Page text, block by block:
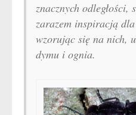
znacznych odległości,
zarazem inspiracją
wzorując się na nich,
dymu i ognia.